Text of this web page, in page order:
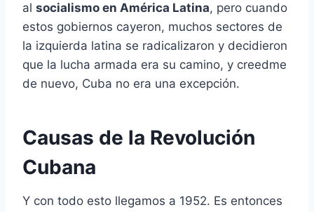
al socialismo en América Latina, pero cuando
estos gobiernos cayeron, muchos sectores de
la izquierda latina se radicalizaron y decidieron
que la lucha armada era su camino, y creedme
de nuevo, Cuba no era una excepción.
Causas de la Revolución
Cubana
Y con todo esto llegamos a 1952. Es entonces